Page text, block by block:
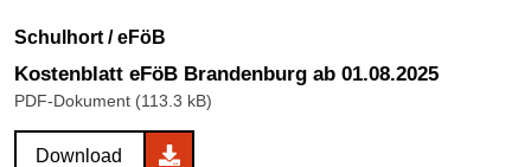
Schulhort / eFöB
Kostenblatt eFöB Brandenburg ab 01.08.2025
PDF-Dokument (113.3 kB)
Download